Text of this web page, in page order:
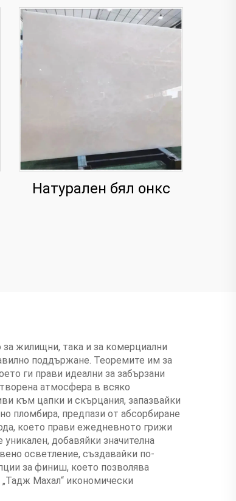
Натурален бял онкс
за жилищни, така и за комерциални
поддържане. Теоремите им за
ги прави идеални за забързани
атмосфера в всяко
към цапки и скърцания, запазвайки
пломбира, предпази от абсорбиране
което прави ежедневното грижи
добавяйки значителна
осветление, създавайки по-
за финиш, което позволява
Махал“ икономически